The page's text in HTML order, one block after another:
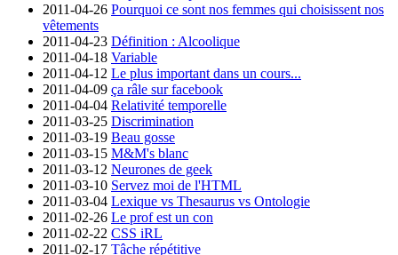
2011-04-26 Pourquoi ce sont nos femmes qui choisissent nos
vêtements
2011-04-23 Définition : Alcoolique
2011-04-18 Variable
2011-04-12 Le plus important dans un cours...
2011-04-09 ça râle sur facebook
2011-04-04 Relativité temporelle
2011-03-25 Discrimination
2011-03-19 Beau gosse
2011-03-15 M&M's blanc
2011-03-12 Neurones de geek
2011-03-10 Servez moi de l'HTML
2011-03-04 Lexique vs Thesaurus vs Ontologie
2011-02-26 Le prof est un con
2011-02-22 CSS iRL
2011-02-17 Tâche répétitive